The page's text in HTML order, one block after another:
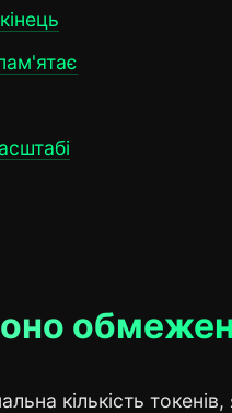
кількість токенів,